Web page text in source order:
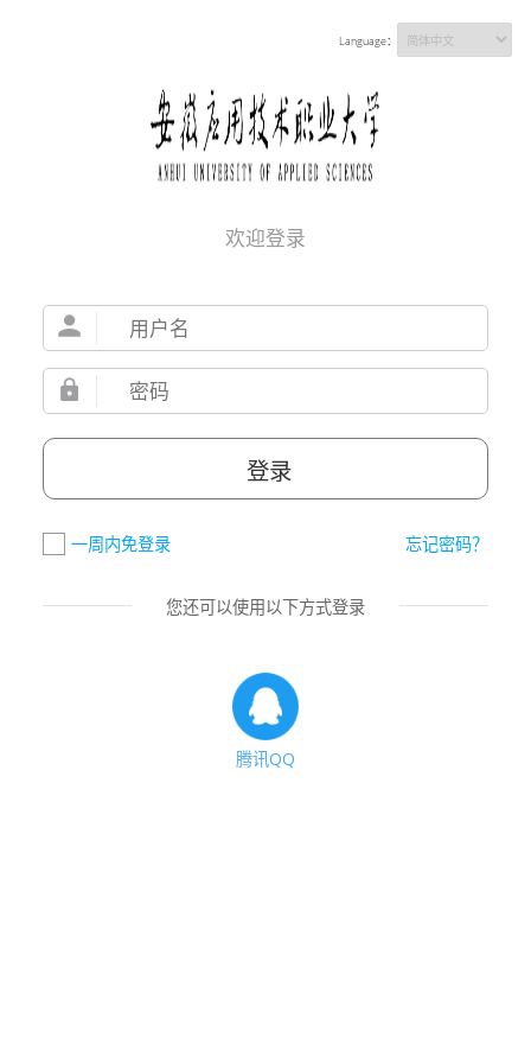
Language：
欢迎登录
登录
一周内免登录 忘记密码？
您还可以使用以下方式登录
腾讯QQ